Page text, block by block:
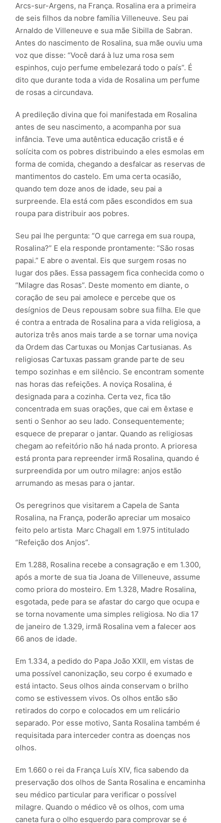
Arcs-sur-Argens, na França. Rosalina era a primeira
de seis filhos da nobre família Villeneuve. Seu pai
Arnaldo de Villeneuve e sua mãe Sibilla de Sabran.
Antes do nascimento de Rosalina, sua mãe ouviu uma
voz que disse: “Você dará à luz uma rosa sem
espinhos, cujo perfume embelezará todo o país”. É
dito que durante toda a vida de Rosalina um perfume
de rosas a circundava.
A predileção divina que foi manifestada em Rosalina
antes de seu nascimento, a acompanha por sua
infância. Teve uma autêntica educação cristã e é
solícita com os pobres distribuindo a eles esmolas em
forma de comida, chegando a desfalcar as reservas de
mantimentos do castelo. Em uma certa ocasião,
quando tem doze anos de idade, seu pai a
surpreende. Ela está com pães escondidos em sua
roupa para distribuir aos pobres.
Seu pai lhe pergunta: “O que carrega em sua roupa,
Rosalina?” E ela responde prontamente: “São rosas
papai.” E abre o avental. Eis que surgem rosas no
lugar dos pães. Essa passagem fica conhecida como o
“Milagre das Rosas”. Deste momento em diante, o
coração de seu pai amolece e percebe que os
desígnios de Deus repousam sobre sua filha. Ele que
é contra a entrada de Rosalina para a vida religiosa, a
autoriza três anos mais tarde a se tornar uma noviça
da Ordem das Cartuxas ou Monjas Cartusianas. As
religiosas Cartuxas passam grande parte de seu
tempo sozinhas e em silêncio. Se encontram somente
nas horas das refeições. A noviça Rosalina, é
designada para a cozinha. Certa vez, fica tão
concentrada em suas orações, que cai em êxtase e
senti o Senhor ao seu lado. Consequentemente;
esquece de preparar o jantar. Quando as religiosas
chegam ao refeitório não há nada pronto. A prioresa
está pronta para repreender irmã Rosalina, quando é
surpreendida por um outro milagre: anjos estão
arrumando as mesas para o jantar.
Os peregrinos que visitarem a Capela de Santa
Rosalina, na França, poderão apreciar um mosaico
feito pelo artista Marc Chagall em 1.975 intitulado
“Refeição dos Anjos”.
Em 1.288, Rosalina recebe a consagração e em 1.300,
após a morte de sua tia Joana de Villeneuve, assume
como priora do mosteiro. Em 1.328, Madre Rosalina,
esgotada, pede para se afastar do cargo que ocupa e
se torna novamente uma simples religiosa. No dia 17
de janeiro de 1.329, irmã Rosalina vem a falecer aos
66 anos de idade.
Em 1.334, a pedido do Papa João XXII, em vistas de
uma possível canonização, seu corpo é exumado e
está intacto. Seus olhos ainda conservam o brilho
como se estivessem vivos. Os olhos então são
retirados do corpo e colocados em um relicário
separado. Por esse motivo, Santa Rosalina também é
requisitada para interceder contra as doenças nos
olhos.
Em 1.660 o rei da França Luís XIV, fica sabendo da
preservação dos olhos de Santa Rosalina e encaminha
seu médico particular para verificar o possível
milagre. Quando o médico vê os olhos, com uma
caneta fura o olho esquerdo para comprovar se é